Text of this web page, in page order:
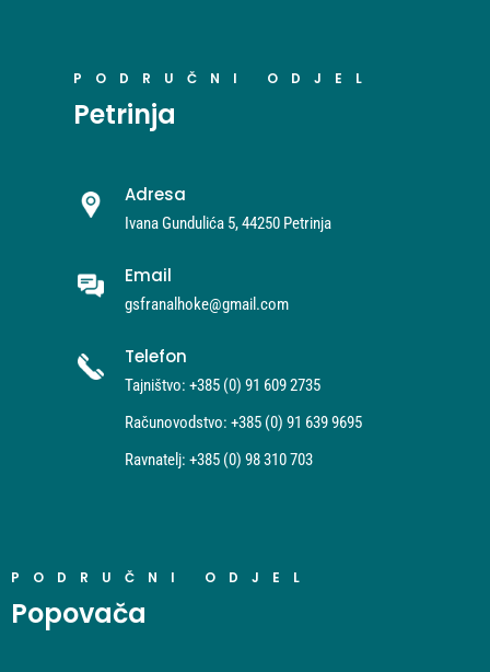
PODRUČNI ODJEL
Petrinja
Adresa
Ivana Gundulića 5, 44250 Petrinja
Email
gsfranalhoke@gmail.com
Telefon
Tajništvo: +385 (0) 91 609 2735
Računovodstvo: +385 (0) 91 639 9695
Ravnatelj: +385 (0) 98 310 703
PODRUČNI ODJEL
Popovača